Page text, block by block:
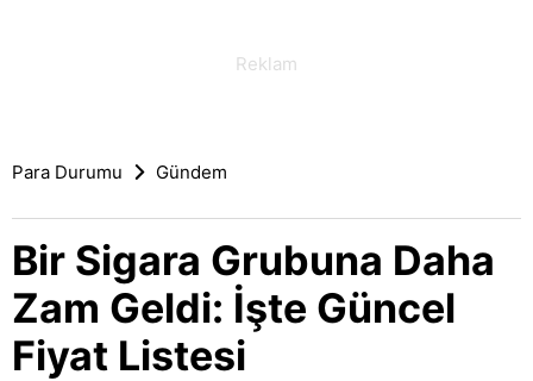
Para Durumu Gündem
Bir Sigara Grubuna Daha
Zam Geldi: İşte Güncel
Fiyat Listesi